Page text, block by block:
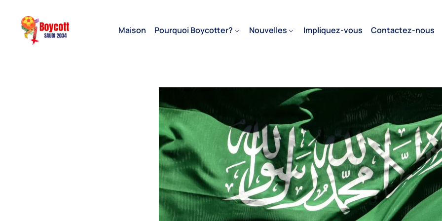
Maison Pourquoi Boycotter? Nouvelles Impliquez-vous Contactez-nous